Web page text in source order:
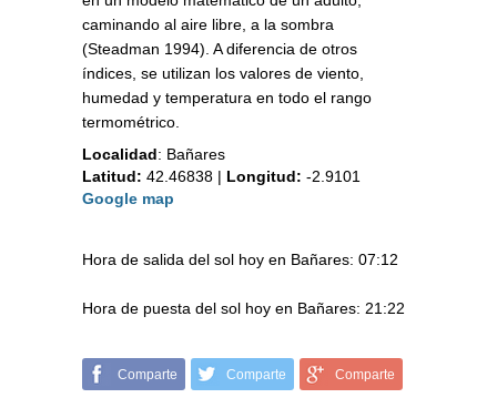
caminando al aire libre, a la sombra
(Steadman 1994). A diferencia de otros
índices, se utilizan los valores de viento,
humedad y temperatura en todo el rango
termométrico.
Localidad: Bañares
Latitud: 42.46838 | Longitud: -2.9101
Google map
Hora de salida del sol hoy en Bañares: 07:12
Hora de puesta del sol hoy en Bañares: 21:22
Comparte Comparte Comparte